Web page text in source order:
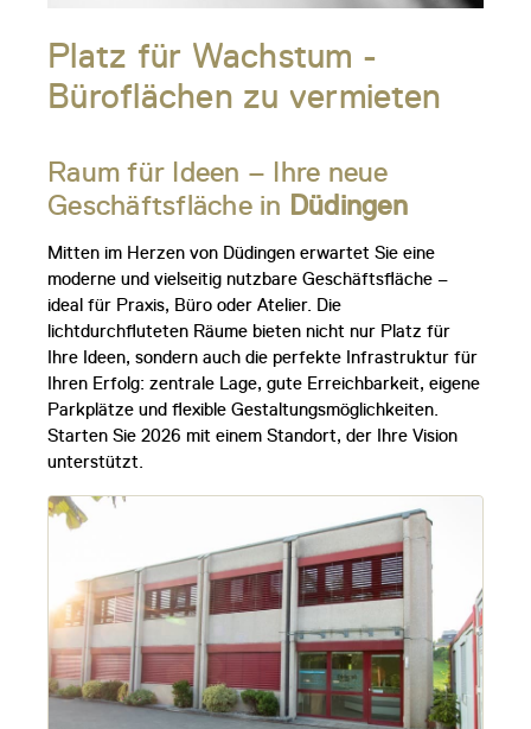
Platz für Wachstum -
Büroflächen zu vermieten
Raum für Ideen – Ihre neue
Geschäftsfläche in Düdingen
Mitten im Herzen von Düdingen erwartet Sie eine
moderne und vielseitig nutzbare Geschäftsfläche –
ideal für Praxis, Büro oder Atelier. Die
lichtdurchfluteten Räume bieten nicht nur Platz für
Ihre Ideen, sondern auch die perfekte Infrastruktur für
Ihren Erfolg: zentrale Lage, gute Erreichbarkeit, eigene
Parkplätze und flexible Gestaltungsmöglichkeiten.
Starten Sie 2026 mit einem Standort, der Ihre Vision
unterstützt.